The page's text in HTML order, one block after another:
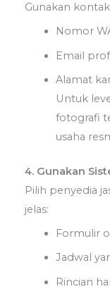
Gunakan
Nomor
Email
Alamat
Untuk
fotografi
usaha
4. Gunakan
Pilih penyedia
jelas:
Formulir
Jadwal
Rincian